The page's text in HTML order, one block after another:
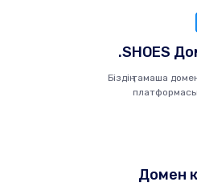
.SHOES
Біздің тамаша
Домен